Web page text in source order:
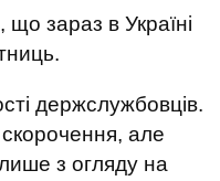
зараз в Україні
держслужбовців.
скорочення, але
з огляду на